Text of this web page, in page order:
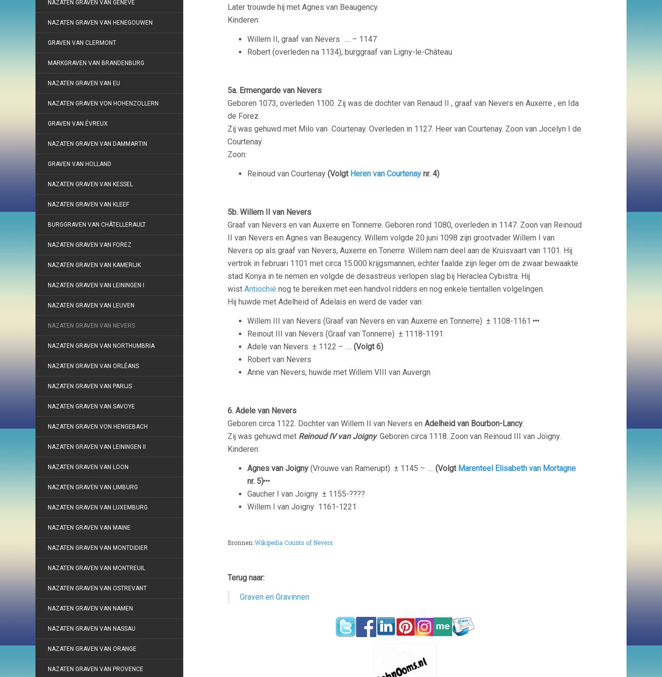
NAZATEN GRAVEN VAN GENÈVE
NAZATEN GRAVEN VAN HENEGOUWEN
GRAVEN VAN CLERMONT
MARKGRAVEN VAN BRANDENBURG
NAZATEN GRAVEN VAN EU
NAZATEN GRAVEN VON HOHENZOLLERN
GRAVEN VAN ÉVREUX
NAZATEN GRAVEN VAN DAMMARTIN
GRAVEN VAN HOLLAND
NAZATEN GRAVEN VAN KESSEL
NAZATEN GRAVEN VAN KLEEF
BURGGRAVEN VAN CHÂTELLERAULT
NAZATEN GRAVEN VAN FOREZ
NAZATEN GRAVEN VAN KAMERIJK
NAZATEN GRAVEN VAN LEININGEN I
NAZATEN GRAVEN VAN LEUVEN
NAZATEN GRAVEN VAN NEVERS
NAZATEN GRAVEN VAN NORTHUMBRIA
NAZATEN GRAVEN VAN ORLÉANS
NAZATEN GRAVEN VAN PARIJS
NAZATEN GRAVEN VAN SAVOYE
NAZATEN GRAVEN VON HENGEBACH
NAZATEN GRAVEN VAN LEININGEN II
NAZATEN GRAVEN VAN LOON
NAZATEN GRAVEN VAN LIMBURG
NAZATEN GRAVEN VAN LUXEMBURG
NAZATEN GRAVEN VAN MAINE
NAZATEN GRAVEN VAN MONTDIDIER
NAZATEN GRAVEN VAN MONTREUIL
NAZATEN GRAVEN VAN OSTREVANT
NAZATEN GRAVEN VAN NAMEN
NAZATEN GRAVEN VAN NASSAU
NAZATEN GRAVEN VAN ORANGE
NAZATEN GRAVEN VAN PROVENCE
Later trouwde hij met Agnes van Beaugency.
Kinderen:
Willem II, graaf van Nevers …. – 1147
Robert (overleden na 1134), burggraaf van Ligny-le-Château
5a. Ermengarde van Nevers
Geboren 1073, overleden 1100. Zij was de dochter van Renaud II , graaf van Nevers en Auxerre , en Ida
de Forez.
Zij was gehuwd met Milo van Courtenay. Overleden in 1127. Heer van Courtenay. Zoon van Jocelyn I de
Courtenay.
Zoon:
Reinoud van Courtenay (Volgt Heren van Courtenay nr. 4)
5b. Willem II van Nevers
Graaf van Nevers en van Auxerre en Tonnerre. Geboren rond 1080, overleden in 1147. Zoon van Reinoud
II van Nevers en Agnes van Beaugency. Willem volgde 20 juni 1098 zijn grootvader Willem I van
Nevers op als graaf van Nevers, Auxerre en Tonerre. Willem nam deel aan de Kruisvaart van 1101. Hij
vertrok in februari 1101 met circa 15.000 krijgsmannen, echter faalde zijn leger om de zwaar bewaakte
stad Konya in te nemen en volgde de desastreus verlopen slag bij Heraclea Cybistra. Hij
wist Antiochië nog te bereiken met een handvol ridders en nog enkele tientallen volgelingen.
Hij huwde met Adelheid of Adelais en werd de vader van:
Willem III van Nevers (Graaf van Nevers en van Auxerre en Tonnerre) ± 1108-1161
Reinout III van Nevers (Graaf van Tonnerre) ± 1118-1191
Adele van Nevers ± 1122 – …. (Volgt 6)
Robert van Nevers
Anne van Nevers, huwde met Willem VIII van Auvergn
6. Adele van Nevers
Geboren circa 1122. Dochter van Willem II van Nevers en Adelheid van Bourbon-Lancy.
Zij was gehuwd met Reinoud IV van Joigny. Geboren circa 1118. Zoon van Reinoud III van Joigny.
Kinderen:
Agnes van Joigny (Vrouwe van Ramerupt) ± 1145 – …. (Volgt Marenteel Elisabeth van Mortagne
nr. 5)
Gaucher I van Joigny ± 1155-????
Willem I van Joigny 1161-1221
Bronnen:Wikipedia Counts of Nevers
Terug naar:
Graven en Gravinnen